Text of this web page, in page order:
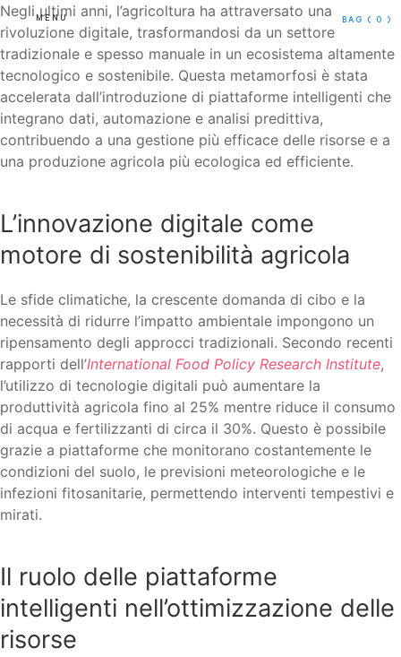
MENU BAG ( 0 )
Negli ultimi anni, l’agricoltura ha attraversato una
rivoluzione digitale, trasformandosi da un settore
tradizionale e spesso manuale in un ecosistema altamente
tecnologico e sostenibile. Questa metamorfosi è stata
accelerata dall’introduzione di piattaforme intelligenti che
integrano dati, automazione e analisi predittiva,
contribuendo a una gestione più efficace delle risorse e a
una produzione agricola più ecologica ed efficiente.
L’innovazione digitale come
motore di sostenibilità agricola
Le sfide climatiche, la crescente domanda di cibo e la
necessità di ridurre l’impatto ambientale impongono un
ripensamento degli approcci tradizionali. Secondo recenti
rapporti dell’International Food Policy Research Institute,
l’utilizzo di tecnologie digitali può aumentare la
produttività agricola fino al 25% mentre riduce il consumo
di acqua e fertilizzanti di circa il 30%. Questo è possibile
grazie a piattaforme che monitorano costantemente le
condizioni del suolo, le previsioni meteorologiche e le
infezioni fitosanitarie, permettendo interventi tempestivi e
mirati.
Il ruolo delle piattaforme
intelligenti nell’ottimizzazione delle
risorse